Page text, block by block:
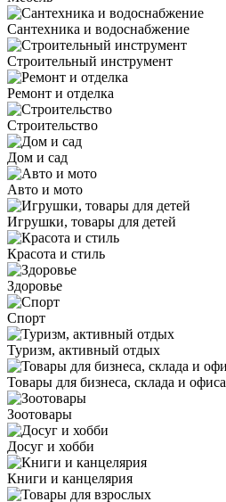
Сантехника и водоснабжение
Строительный инструмент
Ремонт и отделка
Строительство
Дом и сад
Авто и мото
Игрушки, товары для детей
Красота и стиль
Здоровье
Спорт
Туризм, активный отдых
Товары для бизнеса, склада и офиса
Зоотовары
Досуг и хобби
Книги и канцелярия